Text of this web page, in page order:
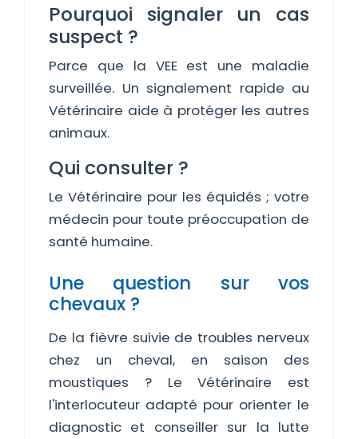
Pourquoi signaler un cas
suspect ?
Parce que la VEE est une maladie
surveillée. Un signalement rapide au
Vétérinaire aide à protéger les autres
animaux.
Qui consulter ?
Le Vétérinaire pour les équidés ; votre
médecin pour toute préoccupation de
santé humaine.
Une question sur vos
chevaux ?
De la fièvre suivie de troubles nerveux
chez un cheval, en saison des
moustiques ? Le Vétérinaire est
l'interlocuteur adapté pour orienter le
diagnostic et conseiller sur la lutte